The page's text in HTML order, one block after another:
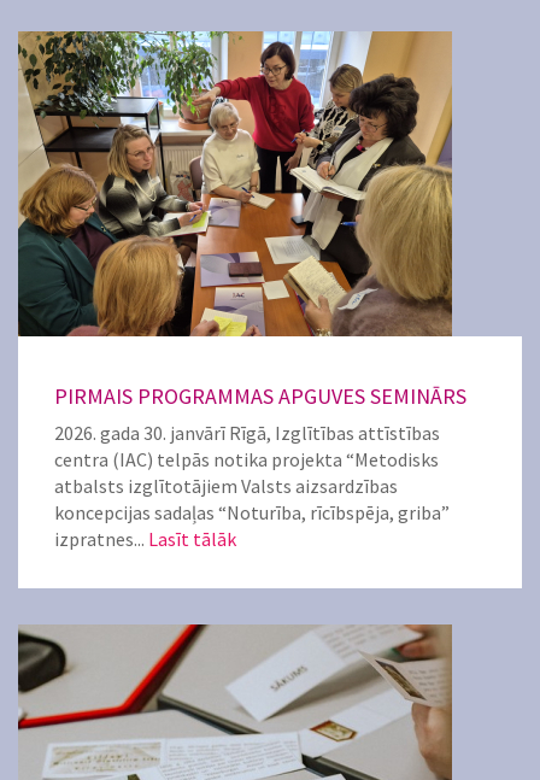
PIRMAIS PROGRAMMAS APGUVES SEMINĀRS
2026. gada 30. janvārī Rīgā, Izglītības attīstības
centra (IAC) telpās notika projekta “Metodisks
atbalsts izglītotājiem Valsts aizsardzības
koncepcijas sadaļas “Noturība, rīcībspēja, griba”
izpratnes... Lasīt tālāk